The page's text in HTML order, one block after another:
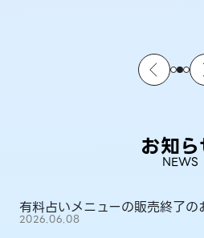
お知NEWS
有料占いメニューの販売終了の
2026.06.08